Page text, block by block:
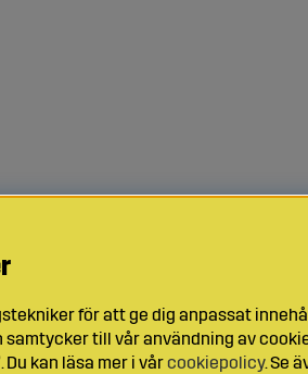
för att ge dig anpassat
till vår användning av
kan läsa mer i vårcookiepolicy. Se